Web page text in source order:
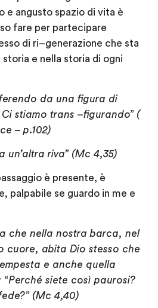
e angusto spazio di vita è
fare per partecipare
di ri–generazione che sta
storia e nella storia di ogni
da una figura di
stiamo trans –figurando” (
– p.102)
un’altra riva” (Mc 4,35)
è presente, è
palpabile se guardo in me e
che nella nostra barca, nel
cuore, abita Dio stesso che
e anche quella
siete così paurosi?
(Mc 4,40)